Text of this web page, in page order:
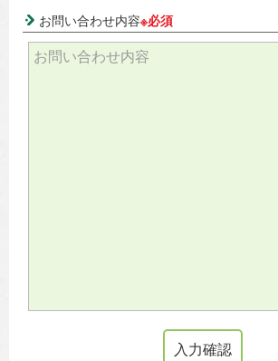
お問い合わせ内容※必須